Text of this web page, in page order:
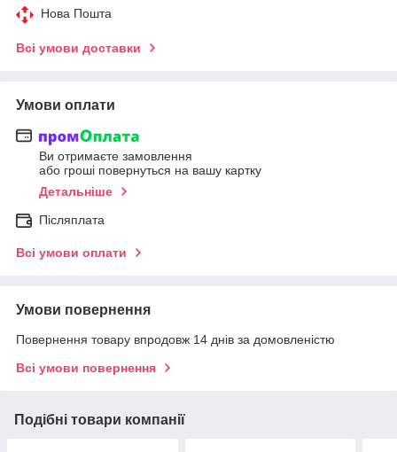
Нова Пошта
Всі умови доставки
Умови оплати
Ви отримаєте замовлення
або гроші повернуться на вашу картку
Детальніше
Післяплата
Всі умови оплати
Умови повернення
Повернення товару впродовж 14 днів за домовленістю
Всі умови повернення
Подібні товари компанії